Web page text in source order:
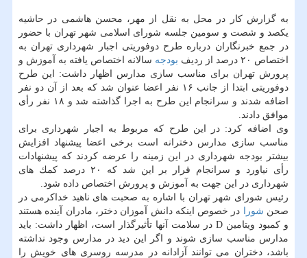
به گزارش كار در محل به نقل از مهر، محسن هاشمی در حاشیه
یكصد و شصت و سومین جلسه شورای اسلامی شهر تهران با حضور
در جمع خبرنگاران درباره طرح دوفوریتی اجبار شهرداری تهران به
اختصاص ۲۰ درصد از ردیف
بودجه سالانه اختصاص یافته به آموزش و
پرورش تهران برای مناسب سازی مدارس اظهار داشت: این طرح
دوفوریتی ابتدا از جانب ۱۶ نفر اعضا عنوان شد كه بعد از آن دو نفر
اضافه شدند و سرانجام این طرح به اجرا گذاشته شد و ۱۸ نفر رأی
موافق دادند.
وی اضافه كرد: در این طرح كه مربوط به اجبار شهرداری برای
مناسب سازی مدارس دخترانه است برخی اعضا پیشنهاد افزایش
بیشتر بودجه شهرداری در این زمینه را عرضه كردند كه پیشنهادات
رأی نیاورد و سرانجام قرار بر این شد كه ۲۰ درصد كمك های
شهرداری در این جهت به آموزش و پرورش اختصاص داده شود.
رئیس شورای شهر تهران با اشاره به صحبت های ناهید خداكرمی در
صحن شورا در خصوص اینكه دانش آموزان دختر، مادران آینده هستند
و كمبود ویتامین D در سلامت آنها تأثیرگذار است، اظهار داشت: باید
مدارس مناسب سازی شوند و اگر این دید در مدارس وجود نداشته
باشد، دختران می توانند آزادانه در مدرسه روسری های خویش را